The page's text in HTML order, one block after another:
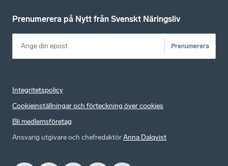
Prenumerera på Nytt från Svenskt Näringsliv
Prenumerera
Integritetspolicy
Cookieinställningar och förteckning över cookies
Bli medlemsföretag
Ansvarig utgivare och chefredaktörAnna Dalqvist